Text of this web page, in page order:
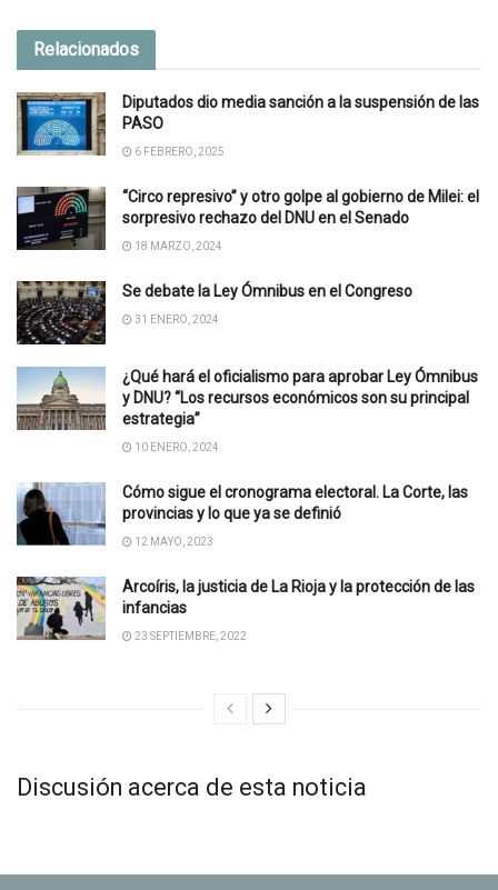
Relacionados
Diputados dio media sanción a la suspensión de las
PASO
6 FEBRERO, 2025
“Circo represivo” y otro golpe al gobierno de Milei: el
sorpresivo rechazo del DNU en el Senado
18 MARZO, 2024
Se debate la Ley Ómnibus en el Congreso
31 ENERO, 2024
¿Qué hará el oficialismo para aprobar Ley Ómnibus
y DNU? “Los recursos económicos son su principal
estrategia”
10 ENERO, 2024
Cómo sigue el cronograma electoral. La Corte, las
provincias y lo que ya se definió
12 MAYO, 2023
Arcoíris, la justicia de La Rioja y la protección de las
infancias
23 SEPTIEMBRE, 2022
Discusión acerca de esta noticia